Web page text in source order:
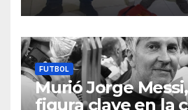
FUTBOL
Murió Jorge
figura clave en la